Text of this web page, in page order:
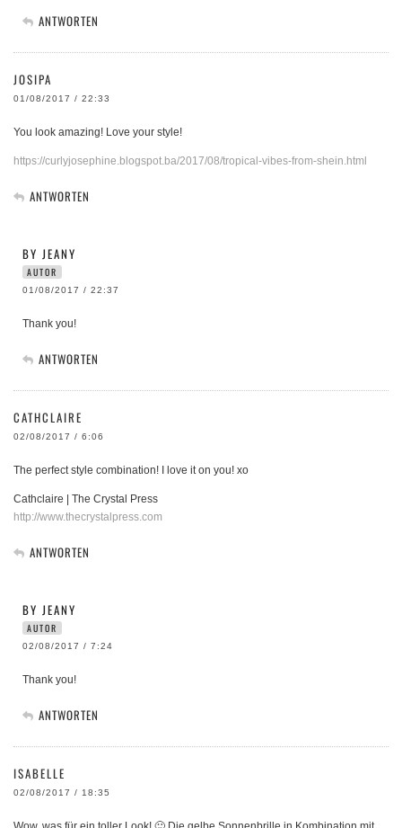
ANTWORTEN
JOSIPA
01/08/2017 / 22:33
You look amazing! Love your style!
https://curlyjosephine.blogspot.ba/2017/08/tropical-vibes-from-shein.html
ANTWORTEN
BY JEANY
AUTOR
01/08/2017 / 22:37
Thank you!
ANTWORTEN
CATHCLAIRE
02/08/2017 / 6:06
The perfect style combination! I love it on you! xo
Cathclaire | The Crystal Press
http://www.thecrystalpress.com
ANTWORTEN
BY JEANY
AUTOR
02/08/2017 / 7:24
Thank you!
ANTWORTEN
ISABELLE
02/08/2017 / 18:35